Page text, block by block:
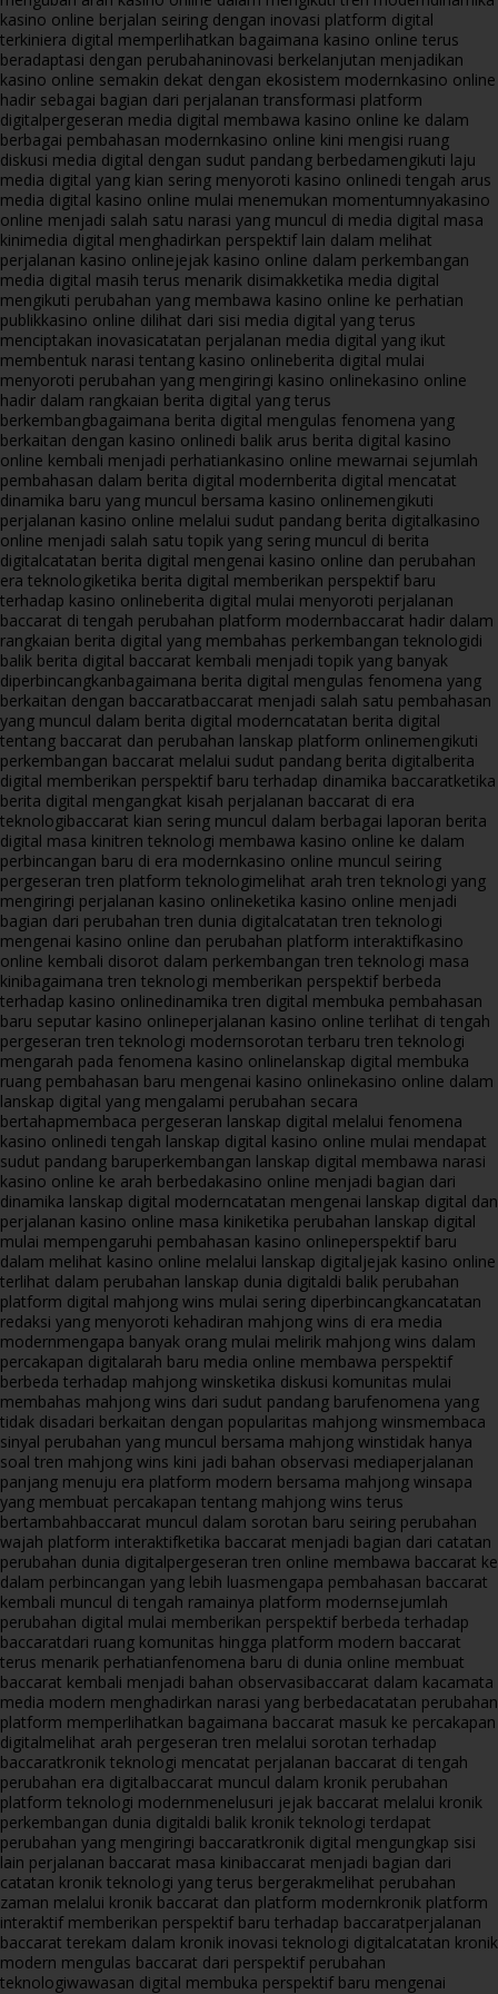
kasino online berjalan seiring dengan inovasi platform digital
terkiniera digital memperlihatkan bagaimana kasino online terus
beradaptasi dengan perubahaninovasi berkelanjutan menjadikan
kasino online semakin dekat dengan ekosistem modernkasino online
hadir sebagai bagian dari perjalanan transformasi platform
digitalpergeseran media digital membawa kasino online ke dalam
berbagai pembahasan modernkasino online kini mengisi ruang
diskusi media digital dengan sudut pandang berbedamengikuti laju
media digital yang kian sering menyoroti kasino onlinedi tengah arus
media digital kasino online mulai menemukan momentumnyakasino
online menjadi salah satu narasi yang muncul di media digital masa
kinimedia digital menghadirkan perspektif lain dalam melihat
perjalanan kasino onlinejejak kasino online dalam perkembangan
media digital masih terus menarik disimakketika media digital
mengikuti perubahan yang membawa kasino online ke perhatian
publikkasino online dilihat dari sisi media digital yang terus
menciptakan inovasicatatan perjalanan media digital yang ikut
membentuk narasi tentang kasino onlineberita digital mulai
menyoroti perubahan yang mengiringi kasino onlinekasino online
hadir dalam rangkaian berita digital yang terus
berkembangbagaimana berita digital mengulas fenomena yang
berkaitan dengan kasino onlinedi balik arus berita digital kasino
online kembali menjadi perhatiankasino online mewarnai sejumlah
pembahasan dalam berita digital modernberita digital mencatat
dinamika baru yang muncul bersama kasino onlinemengikuti
perjalanan kasino online melalui sudut pandang berita digitalkasino
online menjadi salah satu topik yang sering muncul di berita
digitalcatatan berita digital mengenai kasino online dan perubahan
era teknologiketika berita digital memberikan perspektif baru
terhadap kasino onlineberita digital mulai menyoroti perjalanan
baccarat di tengah perubahan platform modernbaccarat hadir dalam
rangkaian berita digital yang membahas perkembangan teknologidi
balik berita digital baccarat kembali menjadi topik yang banyak
diperbincangkanbagaimana berita digital mengulas fenomena yang
berkaitan dengan baccaratbaccarat menjadi salah satu pembahasan
yang muncul dalam berita digital moderncatatan berita digital
tentang baccarat dan perubahan lanskap platform onlinemengikuti
perkembangan baccarat melalui sudut pandang berita digitalberita
digital memberikan perspektif baru terhadap dinamika baccaratketika
berita digital mengangkat kisah perjalanan baccarat di era
teknologibaccarat kian sering muncul dalam berbagai laporan berita
digital masa kinitren teknologi membawa kasino online ke dalam
perbincangan baru di era modernkasino online muncul seiring
pergeseran tren platform teknologimelihat arah tren teknologi yang
mengiringi perjalanan kasino onlineketika kasino online menjadi
bagian dari perubahan tren dunia digitalcatatan tren teknologi
mengenai kasino online dan perubahan platform interaktifkasino
online kembali disorot dalam perkembangan tren teknologi masa
kinibagaimana tren teknologi memberikan perspektif berbeda
terhadap kasino onlinedinamika tren digital membuka pembahasan
baru seputar kasino onlineperjalanan kasino online terlihat di tengah
pergeseran tren teknologi modernsorotan terbaru tren teknologi
mengarah pada fenomena kasino onlinelanskap digital membuka
ruang pembahasan baru mengenai kasino onlinekasino online dalam
lanskap digital yang mengalami perubahan secara
bertahapmembaca pergeseran lanskap digital melalui fenomena
kasino onlinedi tengah lanskap digital kasino online mulai mendapat
sudut pandang baruperkembangan lanskap digital membawa narasi
kasino online ke arah berbedakasino online menjadi bagian dari
dinamika lanskap digital moderncatatan mengenai lanskap digital dan
perjalanan kasino online masa kiniketika perubahan lanskap digital
mulai mempengaruhi pembahasan kasino onlineperspektif baru
dalam melihat kasino online melalui lanskap digitaljejak kasino online
terlihat dalam perubahan lanskap dunia digitaldi balik perubahan
platform digital mahjong wins mulai sering diperbincangkancatatan
redaksi yang menyoroti kehadiran mahjong wins di era media
modernmengapa banyak orang mulai melirik mahjong wins dalam
percakapan digitalarah baru media online membawa perspektif
berbeda terhadap mahjong winsketika diskusi komunitas mulai
membahas mahjong wins dari sudut pandang barufenomena yang
tidak disadari berkaitan dengan popularitas mahjong winsmembaca
sinyal perubahan yang muncul bersama mahjong winstidak hanya
soal tren mahjong wins kini jadi bahan observasi mediaperjalanan
panjang menuju era platform modern bersama mahjong winsapa
yang membuat percakapan tentang mahjong wins terus
bertambahbaccarat muncul dalam sorotan baru seiring perubahan
wajah platform interaktifketika baccarat menjadi bagian dari catatan
perubahan dunia digitalpergeseran tren online membawa baccarat ke
dalam perbincangan yang lebih luasmengapa pembahasan baccarat
kembali muncul di tengah ramainya platform modernsejumlah
perubahan digital mulai memberikan perspektif berbeda terhadap
baccaratdari ruang komunitas hingga platform modern baccarat
terus menarik perhatianfenomena baru di dunia online membuat
baccarat kembali menjadi bahan observasibaccarat dalam kacamata
media modern menghadirkan narasi yang berbedacatatan perubahan
platform memperlihatkan bagaimana baccarat masuk ke percakapan
digitalmelihat arah pergeseran tren melalui sorotan terhadap
baccaratkronik teknologi mencatat perjalanan baccarat di tengah
perubahan era digitalbaccarat muncul dalam kronik perubahan
platform teknologi modernmenelusuri jejak baccarat melalui kronik
perkembangan dunia digitaldi balik kronik teknologi terdapat
perubahan yang mengiringi baccaratkronik digital mengungkap sisi
lain perjalanan baccarat masa kinibaccarat menjadi bagian dari
catatan kronik teknologi yang terus bergerakmelihat perubahan
zaman melalui kronik baccarat dan platform modernkronik platform
interaktif memberikan perspektif baru terhadap baccaratperjalanan
baccarat terekam dalam kronik inovasi teknologi digitalcatatan kronik
modern mengulas baccarat dari perspektif perubahan
teknologiwawasan digital membuka perspektif baru mengenai